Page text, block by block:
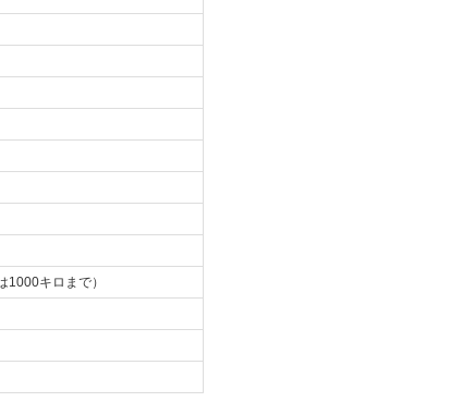
1000キロまで）